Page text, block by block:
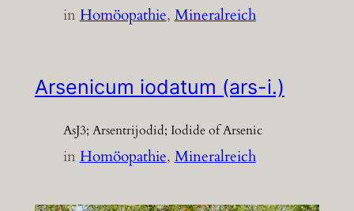
inHomöopathie, Mineralreich
Arsenicum iodatum (ars-i.)
AsJ3; Arsentrijodid; Iodide of Arsenic
inHomöopathie, Mineralreich